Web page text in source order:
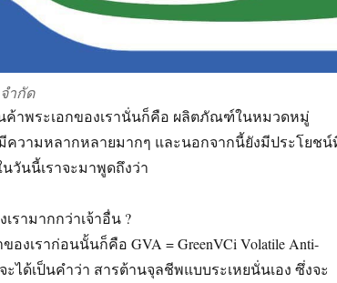
ำกัด
ค้าพระเอกของเรานั่นก็คือ ผลิตภัณฑ์ในหมวดหมู่
ความหลากหลายมากๆ และนอกจากนี้ยังมีประโยชน์
วันนี้เราจะมาพูดถึงว่า
รามากกว่าเจ้าอื่น ?
งเราก่อนนั้นก็คือ GVA = GreenVCi Volatile Anti-
ะได้เป็นคำว่า สารต้านจุลชีพแบบระเหยนั่นเอง ซึ่งจะ